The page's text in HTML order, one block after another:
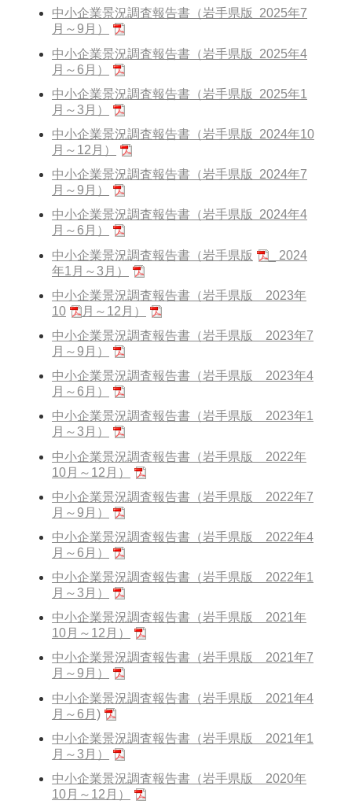
中小企業景況調査報告書（岩手県版 2025年7
月～9月）
中小企業景況調査報告書（岩手県版 2025年4
月～6月）
中小企業景況調査報告書（岩手県版 2025年1
月～3月）
中小企業景況調査報告書（岩手県版 2024年10
月～12月）
中小企業景況調査報告書（岩手県版 2024年7
月～9月）
中小企業景況調査報告書（岩手県版 2024年4
月～6月）
中小企業景況調査報告書（岩手県版
_ 2024
年1月～3月）
中小企業景況調査報告書（岩手県版 2023年
10
月～12月）
中小企業景況調査報告書（岩手県版 2023年7
月～9月）
中小企業景況調査報告書（岩手県版 2023年4
月～6月）
中小企業景況調査報告書（岩手県版 2023年1
月～3月）
中小企業景況調査報告書（岩手県版 2022年
10月～12月）
中小企業景況調査報告書（岩手県版 2022年7
月～9月）
中小企業景況調査報告書（岩手県版 2022年4
月～6月）
中小企業景況調査報告書（岩手県版 2022年1
月～3月）
中小企業景況調査報告書（岩手県版 2021年
10月～12月）
中小企業景況調査報告書（岩手県版 2021年7
月～9月）
中小企業景況調査報告書（岩手県版 2021年4
月～6月)
中小企業景況調査報告書（岩手県版 2021年1
月～3月）
中小企業景況調査報告書（岩手県版 2020年
10月～12月）